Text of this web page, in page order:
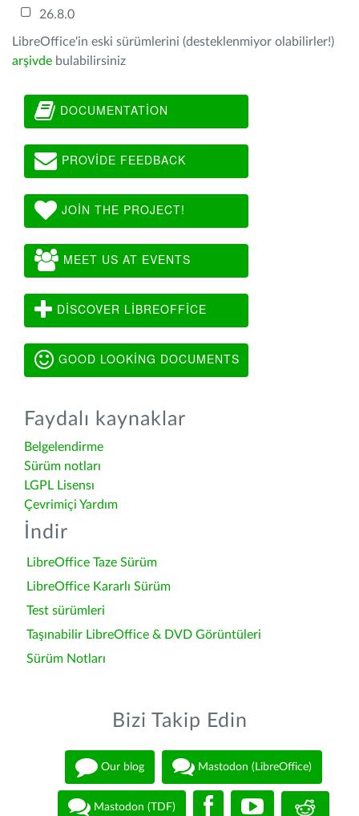
26.8.0
LibreOffice'in eski sürümlerini (desteklenmiyor olabilirler!)
arşivde bulabilirsiniz
DOCUMENTATION
PROVIDE FEEDBACK
JOIN THE PROJECT!
MEET US AT EVENTS
DISCOVER LIBREOFFICE
GOOD LOOKING DOCUMENTS
Faydalı kaynaklar
Belgelendirme
Sürüm notları
LGPL Lisensı
Çevrimiçi Yardım
İndir
LibreOffice Taze Sürüm
LibreOffice Kararlı Sürüm
Test sürümleri
Taşınabilir LibreOffice & DVD Görüntüleri
Sürüm Notları
Bizi Takip Edin
Our blog Mastodon (LibreOffice)
Mastodon (TDF)